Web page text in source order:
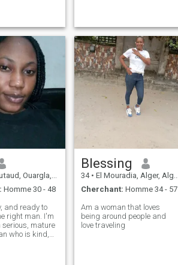
answer, ,
Chokran...thanks
الحياة الزوجية يقوم على
التفاهم والثقة والتع
Ouargla, Algérie
Homme 30 - 48
and ready to
right man. I'm
serious, mature
who is kind,
Blessing
34 • El Mouradia, Alger, Algérie
Cherchant: Homme 34 - 57
Am a woman that loves
being around people and
love traveling